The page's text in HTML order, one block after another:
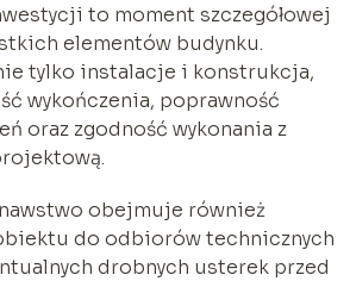
to moment szczegółowej
elementów budynku.
tylko instalacje i konstrukcja,
wykończenia, poprawność
oraz zgodność wykonania z
obejmuje również
do odbiorów technicznych
drobnych usterek przed